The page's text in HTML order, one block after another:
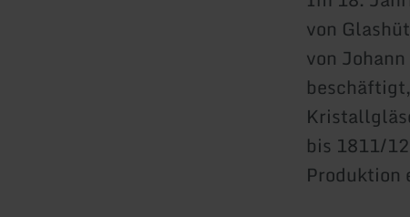
von
von
bis 1811/